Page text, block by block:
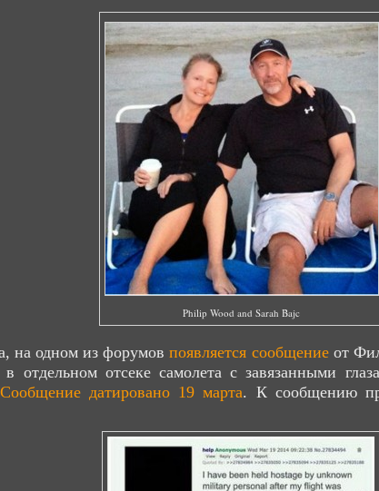
Philip Wood and Sarah Bajc
на одном из форумовпоявляется сообщениеот
отдельном отсеке самолета с завязанными
Сообщение датировано 19 марта. К сообщению